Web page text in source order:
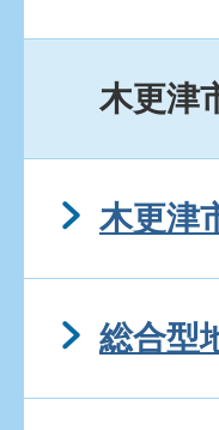
木更津
木更津
総合型